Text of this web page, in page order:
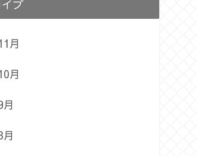
ブ
月
月